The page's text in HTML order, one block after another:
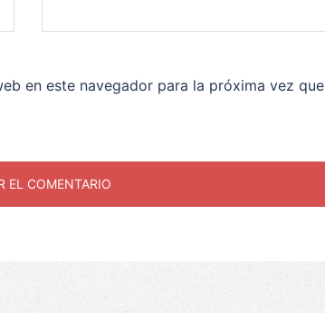
en este navegador para la próxima vez que